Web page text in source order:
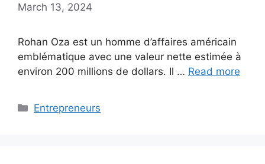
March 13, 2024
Rohan Oza est un homme d’affaires américain
emblématique avec une valeur nette estimée à
environ 200 millions de dollars. Il … Read more
Categories
Entrepreneurs